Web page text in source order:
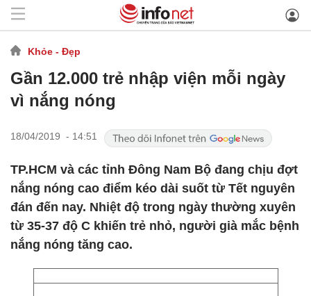
Khỏe - Đẹp
Gần 12.000 trẻ nhập viện mỗi ngày
vì nắng nóng
18/04/2019 - 14:51
TP.HCM và các tỉnh Đông Nam Bộ đang chịu đợt
nắng nóng cao điểm kéo dài suốt từ Tết nguyên
đán đến nay. Nhiệt độ trong ngày thường xuyên
từ 35-37 độ C khiến trẻ nhỏ, người già mắc bệnh
nắng nóng tăng cao.